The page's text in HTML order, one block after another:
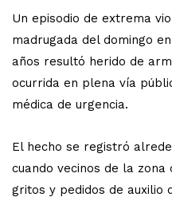
Un episodio de extrema
madrugada del domingo
años resultó herido de
ocurrida en plena vía
médica de urgencia.
El hecho se registró
cuando vecinos de la
gritos y pedidos de auxilio